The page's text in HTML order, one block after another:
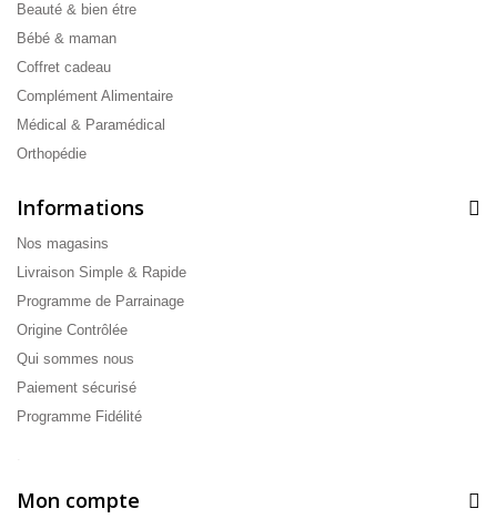
Beauté & bien étre
Bébé & maman
Coffret cadeau
Complément Alimentaire
Médical & Paramédical
Orthopédie
Informations
Nos magasins
Livraison Simple & Rapide
Programme de Parrainage
Origine Contrôlée
Qui sommes nous
Paiement sécurisé
Programme Fidélité
Mon compte